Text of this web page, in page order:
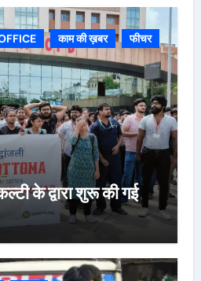
काम की ख़बर फीचर
के द्वारा शुरू की गई